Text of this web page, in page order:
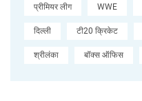
प्रीमियर लीग WWE
दिल्ली टी20 क्रिकेट
श्रीलंका बॉक्स ऑफिस